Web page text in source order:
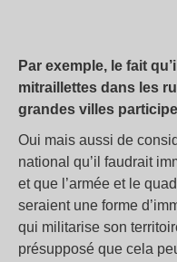
Par exemple, le fait
mitraillettes dans les
grandes villes
Oui mais aussi de
national qu’il faudrait
et que l’armée et le
seraient une forme
qui militarise son
présupposé que cela